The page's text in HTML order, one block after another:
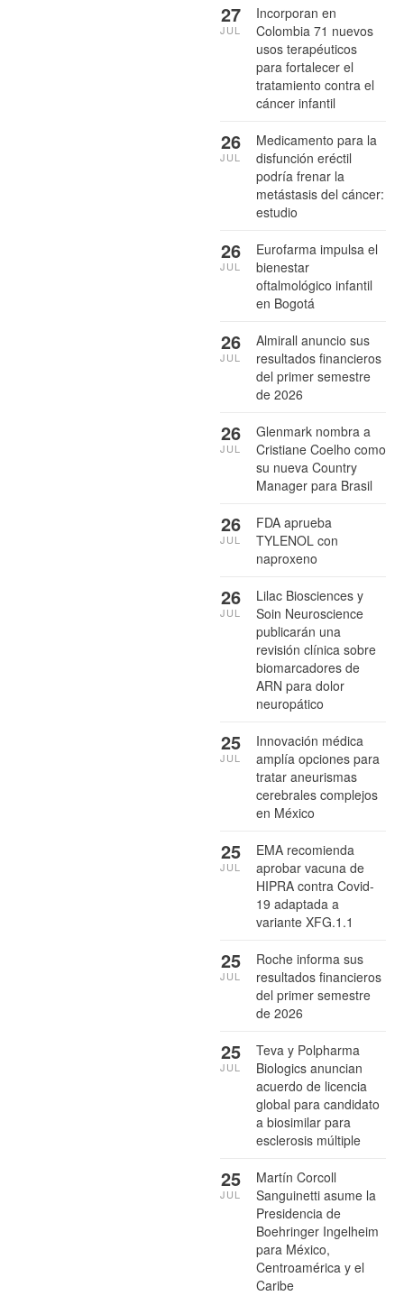
Incorporan en
Colombia 71 nuevos
usos terapéuticos
para fortalecer el
tratamiento contra el
cáncer infantil
27
JUL
Medicamento para la
disfunción eréctil
podría frenar la
metástasis del cáncer:
estudio
26
JUL
Eurofarma impulsa el
bienestar
oftalmológico infantil
en Bogotá
26
JUL
Almirall anuncio sus
resultados financieros
del primer semestre
de 2026
26
JUL
Glenmark nombra a
Cristiane Coelho como
su nueva Country
Manager para Brasil
26
JUL
FDA aprueba
TYLENOL con
naproxeno
26
JUL
Lilac Biosciences y
Soin Neuroscience
publicarán una
revisión clínica sobre
biomarcadores de
ARN para dolor
neuropático
26
JUL
Innovación médica
amplía opciones para
tratar aneurismas
cerebrales complejos
en México
25
JUL
EMA recomienda
aprobar vacuna de
HIPRA contra Covid-
19 adaptada a
variante XFG.1.1
25
JUL
Roche informa sus
resultados financieros
del primer semestre
de 2026
25
JUL
Teva y Polpharma
Biologics anuncian
acuerdo de licencia
global para candidato
a biosimilar para
esclerosis múltiple
25
JUL
Martín Corcoll
Sanguinetti asume la
Presidencia de
Boehringer Ingelheim
para México,
Centroamérica y el
Caribe
25
JUL